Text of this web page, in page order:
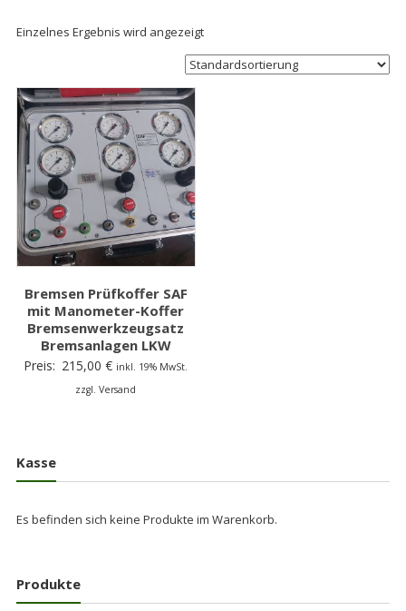
Einzelnes Ergebnis wird angezeigt
Bremsen Prüfkoffer SAF
mit Manometer-Koffer
Bremsenwerkzeugsatz
Bremsanlagen LKW
Preis: 215,00€ inkl. 19% MwSt.
zzgl. Versand
Kasse
Es befinden sich keine Produkte im Warenkorb.
Produkte